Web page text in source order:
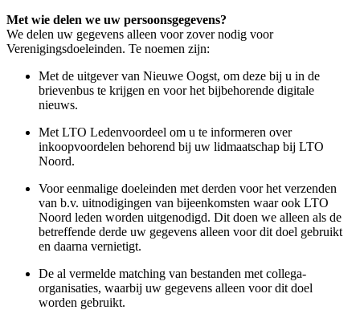
Met wie delen we uw persoonsgegevens?
We delen uw gegevens alleen voor zover nodig voor
Verenigingsdoeleinden. Te noemen zijn:
Met de uitgever van Nieuwe Oogst, om deze bij u in de
brievenbus te krijgen en voor het bijbehorende digitale
nieuws.
Met LTO Ledenvoordeel om u te informeren over
inkoopvoordelen behorend bij uw lidmaatschap bij LTO
Noord.
Voor eenmalige doeleinden met derden voor het verzenden
van b.v. uitnodigingen van bijeenkomsten waar ook LTO
Noord leden worden uitgenodigd. Dit doen we alleen als de
betreffende derde uw gegevens alleen voor dit doel gebruikt
en daarna vernietigt.
De al vermelde matching van bestanden met collega-
organisaties, waarbij uw gegevens alleen voor dit doel
worden gebruikt.